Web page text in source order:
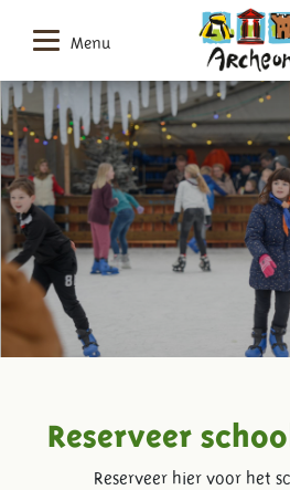
Menu
Reserveer
Reserveer hier voor het